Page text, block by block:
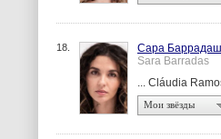
18.
Сара Баррадаш
Sara Barradas
... Cláudia
Мои звёзды